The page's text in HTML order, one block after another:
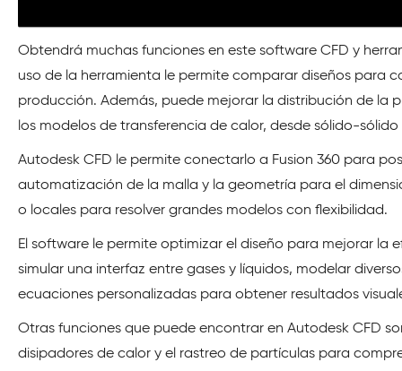
Obtendrá muchas funciones en este software CFD y
uso de la herramienta le permite comparar diseños para
producción. Además, puede mejorar la distribución de la
los modelos de transferencia de calor, desde sólido-
Autodesk CFD le permite conectarlo a Fusion 360 para
automatización de la malla y la geometría para el
o locales para resolver grandes modelos con flexibilidad.
El software le permite optimizar el diseño para mejorar la
simular una interfaz entre gases y líquidos, modelar
ecuaciones personalizadas para obtener resultados
Otras funciones que puede encontrar en Autodesk CFD
disipadores de calor y el rastreo de partículas para